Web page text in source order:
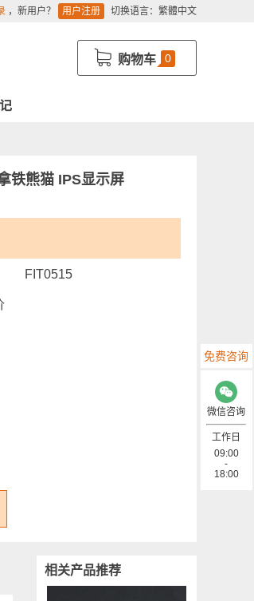
，新用户？ 用户注册 切换语言： 繁體中文
购物车 0
铁熊猫 IPS显示屏
FIT0515
相关产品推荐
免费咨询
微信咨询
工作日
09:00
-
18:00